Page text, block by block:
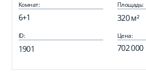
Комнат:
6+1
Площадь:
320 м²
ID:
1901
Цена:
702 000